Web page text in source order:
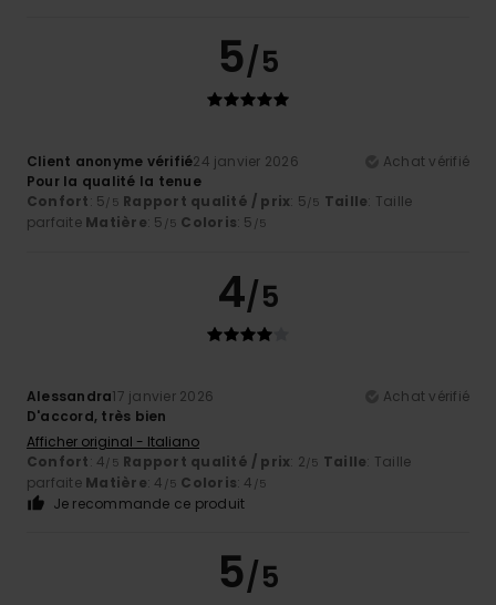
5/5
Client anonyme vérifié24 janvier 2026
Achat vérifié
Pour la qualité la tenue
Confort: 5/5 Rapport qualité / prix: 5/5 Taille: Taille
parfaite Matière: 5 /5 Coloris: 5 /5
4/5
Alessandra17 janvier 2026
Achat vérifié
D'accord, très bien
Afficher original - Italiano
Confort: 4/5 Rapport qualité / prix: 2/5 Taille: Taille
parfaite Matière: 4 /5 Coloris: 4 /5
Je recommande ce produit
5/5